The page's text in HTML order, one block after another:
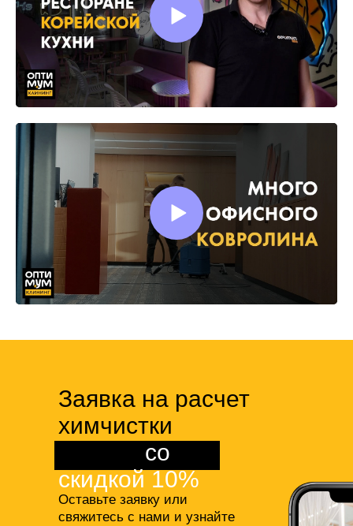
Оставьте заявку или
свяжитесь с нами и узнайте
Заявка на расчет
химчистки
со
скидкой 10%